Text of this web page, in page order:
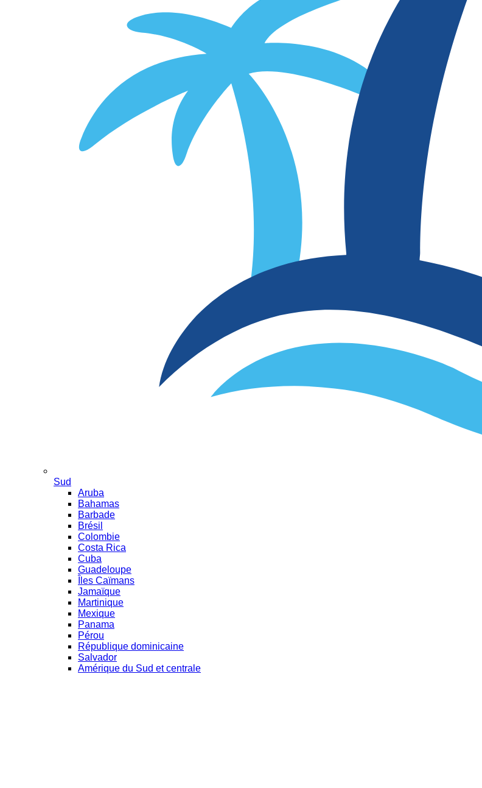
Sud
Aruba
Bahamas
Barbade
Brésil
Colombie
Costa Rica
Cuba
Guadeloupe
Îles Caïmans
Jamaïque
Martinique
Mexique
Panama
Pérou
République dominicaine
Salvador
Amérique du Sud et centrale